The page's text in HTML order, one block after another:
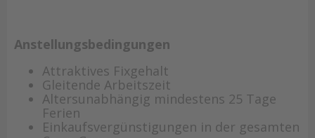
Anstellungsbedingungen
Attraktives Fixgehalt
Gleitende Arbeitszeit
Altersunabhängig mindestens 25 Tage
Ferien
Einkaufsvergünstigungen in der gesamten